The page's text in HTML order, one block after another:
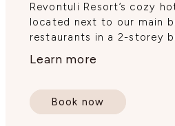
Revontuli Resort’s cozy
located next to our main
restaurants in a 2-storey
Learn more
Book now